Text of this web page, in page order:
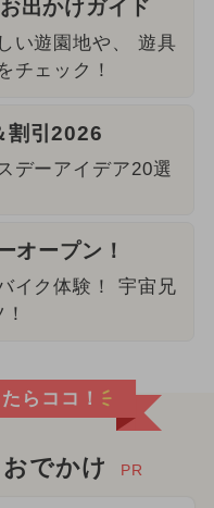
出かけガイド
い遊園地や、 遊具
チェック！
割引2026
デーアイデア20選
オープン！
イク体験！ 宇宙兄
らココ！
でかけ PR